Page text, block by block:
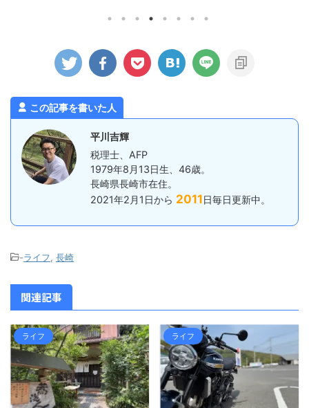
...
トタイプのジャケットを新調したの
感想としましては、「幾分マシではあ
るものの暑いもんは暑い！」という結
果となりました。 エンジンの排熱と
からもなので。 山間部は涼しく ...
この記事を書いた人
平川吉輝
税理士、AFP
1979年8月13日生、46歳。
長崎県長崎市在住。
2021年2月1日から 2011日毎日更新中。
-ライフ 長崎
関連記事
ライフ ライフ